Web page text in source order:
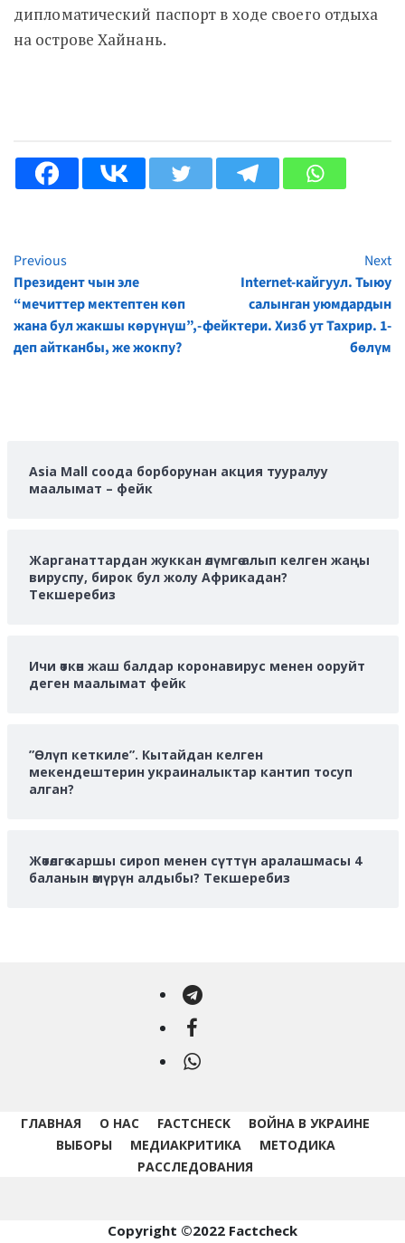
дипломатический паспорт в ходе своего отдыха
на острове Хайнань.
Continue
Reading
Previous
Президент чын эле
“мечиттер мектептен көп
жана бул жакшы көрүнүш”,-
деп айтканбы, же жокпу?
Next
Internet-кайгуул. Тыюу
салынган уюмдардын
фейктери. Хизб ут Тахрир. 1-
бөлүм
Asia Mall соода борборунан акция тууралуу
маалымат – фейк
Жарганаттардан жуккан өлүмгө алып келген жаңы
вируспу, бирок бул жолу Африкадан?
Текшеребиз
Ичи өткөн жаш балдар коронавирус менен ооруйт
деген маалымат фейк
”Өлүп кеткиле”. Кытайдан келген
мекендештерин украиналыктар кантип тосуп
алган?
Жөтөлгө каршы сироп менен сүттүн аралашмасы 4
баланын өмүрүн алдыбы? Текшеребиз
Telegram
Facebook
WhatsApp
ГЛАВНАЯ О НАС FACTCHECK
ВОЙНА В УКРАИНЕ
ВЫБОРЫ
МЕДИАКРИТИКА
МЕТОДИКА
РАССЛЕДОВАНИЯ
Copyright ©2022 Factcheck